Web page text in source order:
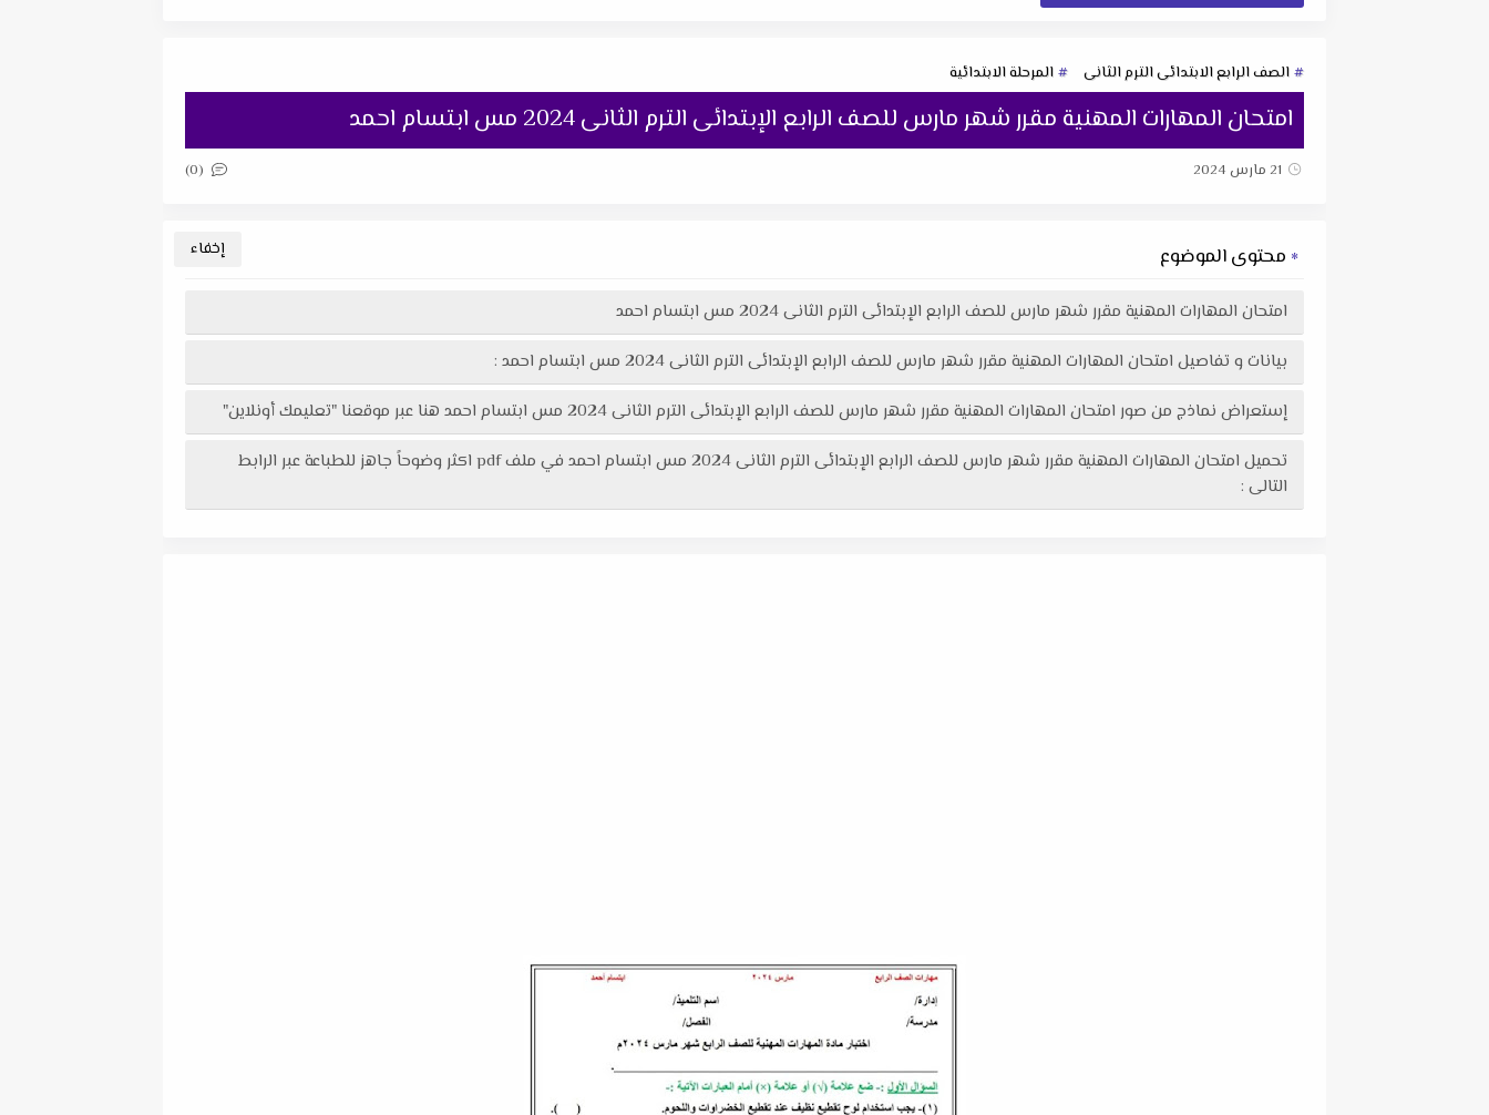
الصف الرابع الابتدائى الترم الثانى المرحلة الابتدائية
امتحان المهارات المهنية مقرر شهر مارس للصف الرابع الإبتدائى الترم الثانى 2024 مس ابتسام احمد
21 مارس 2024 (0)
محتوى الموضوع
امتحان المهارات المهنية مقرر شهر مارس للصف الرابع الإبتدائى الترم الثانى 2024 مس ابتسام احمد
بيانات و تفاصيل امتحان المهارات المهنية مقرر شهر مارس للصف الرابع الإبتدائى الترم الثانى 2024 مس ابتسام احمد :
إستعراض نماذج من صور امتحان المهارات المهنية مقرر شهر مارس للصف الرابع الإبتدائى الترم الثانى 2024 مس ابتسام احمد هنا عبر موقعنا "تعليمك أونلاين"
تحميل امتحان المهارات المهنية مقرر شهر مارس للصف الرابع الإبتدائى الترم الثانى 2024 مس ابتسام احمد في ملف pdf اكثر وضوحاً جاهز للطباعة عبر الرابط
التالى :